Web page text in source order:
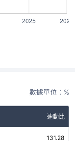
數據單位：%
速動比
131.28